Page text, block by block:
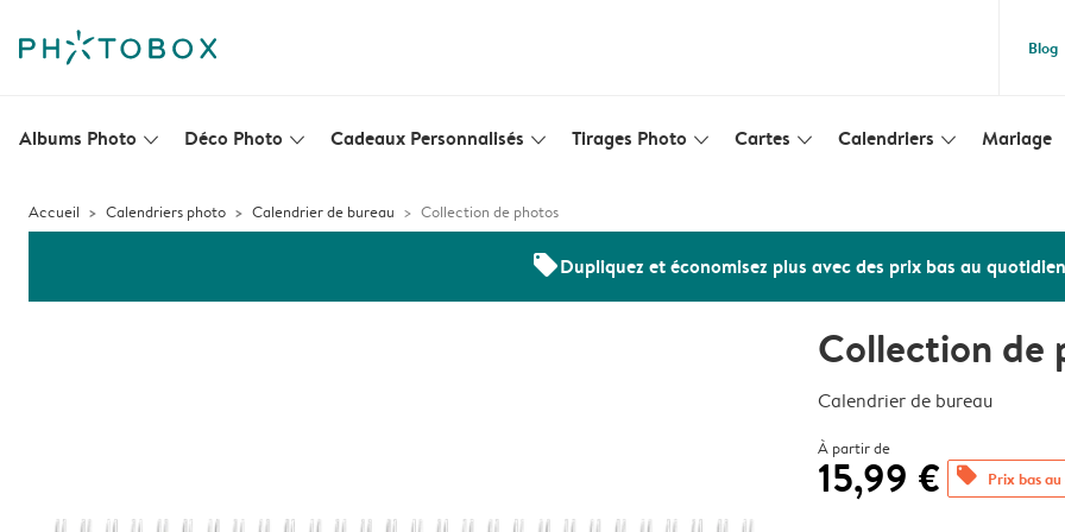
Blog
Albums Photo slim_arrow_down Déco Photo slim_arrow_down Cadeaux Personnalisés slim_arrow_down Tirages Photo slim_arrow_down Cartes slim_arrow_down Calendriers slim_arrow_down Mariage
Accueil Calendriers photo Calendrier de bureau Collection de photos
offersDupliquez et économisez plus avec des prix bas au quotidien
Collection de
Calendrier de bureau
À partir de
15,99 € offers Prix bas